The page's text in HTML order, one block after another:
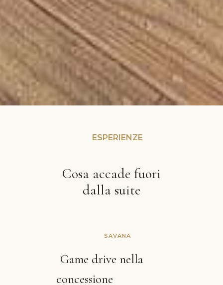
ESPERIENZE
Cosa accade fuori
dalla suite
SAVANA
Game drive nella
concessione